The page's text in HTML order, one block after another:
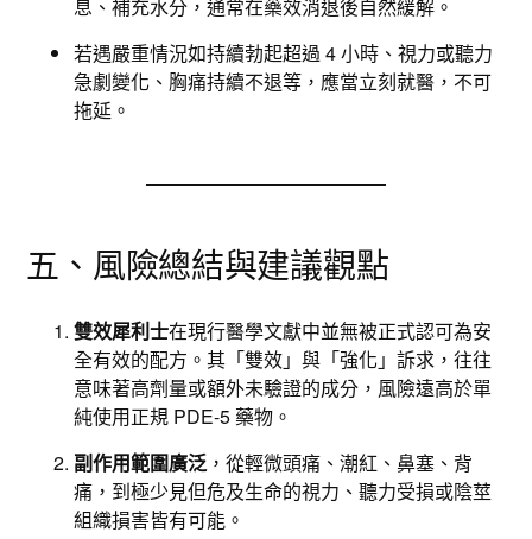
息、補充水分，通常在藥效消退後自然緩解。
若遇嚴重情況如持續勃起超過 4 小時、視力或聽力
急劇變化、胸痛持續不退等，應當立刻就醫，不可
拖延。
五、風險總結與建議觀點
雙效犀利士在現行醫學文獻中並無被正式認可為安
全有效的配方。其「雙效」與「強化」訴求，往往
意味著高劑量或額外未驗證的成分，風險遠高於單
純使用正規 PDE-5 藥物。
副作用範圍廣泛，從輕微頭痛、潮紅、鼻塞、背
痛，到極少見但危及生命的視力、聽力受損或陰莖
組織損害皆有可能。